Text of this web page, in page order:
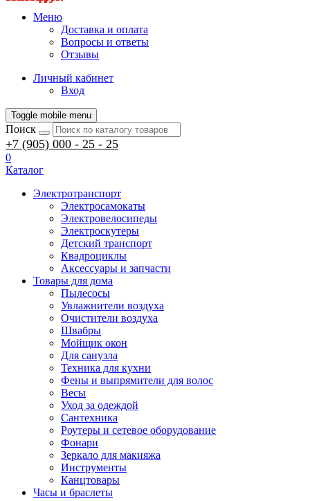
Меню
Доставка и оплата
Вопросы и ответы
Отзывы
Личный кабинет
Вход
Toggle mobile menu
Поиск
+7 (905) 000 - 25 - 25
0
Каталог
Электротранспорт
Электросамокаты
Электровелосипеды
Электроскутеры
Детский транспорт
Квадроциклы
Аксессуары и запчасти
Товары для дома
Пылесосы
Увлажнители воздуха
Очистители воздуха
Швабры
Мойщик окон
Для санузла
Техника для кухни
Фены и выпрямители для волос
Весы
Уход за одеждой
Сантехника
Роутеры и сетевое оборудование
Фонари
Зеркало для макияжа
Инструменты
Канцтовары
Часы и браслеты